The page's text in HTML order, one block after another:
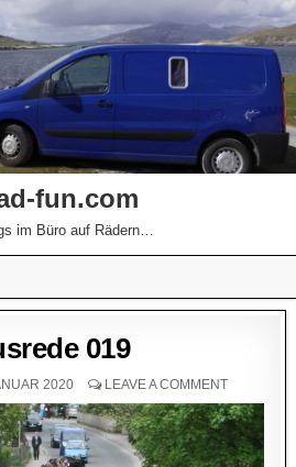
fun.com
im Büro auf Rädern…
019
2020 LEAVE A COMMENT